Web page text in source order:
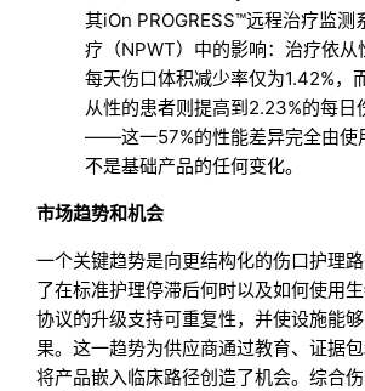
其iOn PROGRESS™远程治疗监测
疗（NPWT）中的影响：治疗依从
每天伤口体积减少率仅为1.42%，
从性的患者则提高到2.23%的每日
——这一57%的性能差异完全由使
不是基础产品的任何变化。
市场趋势和机会
一个关键趋势是向更结构化的伤口护理
了在标准护理停滞后何时以及如何使用
协议的升级支持可重复性，并使设施能
果。这一趋势为供应商通过教育、证据
将产品嵌入临床路径创造了机会。综合